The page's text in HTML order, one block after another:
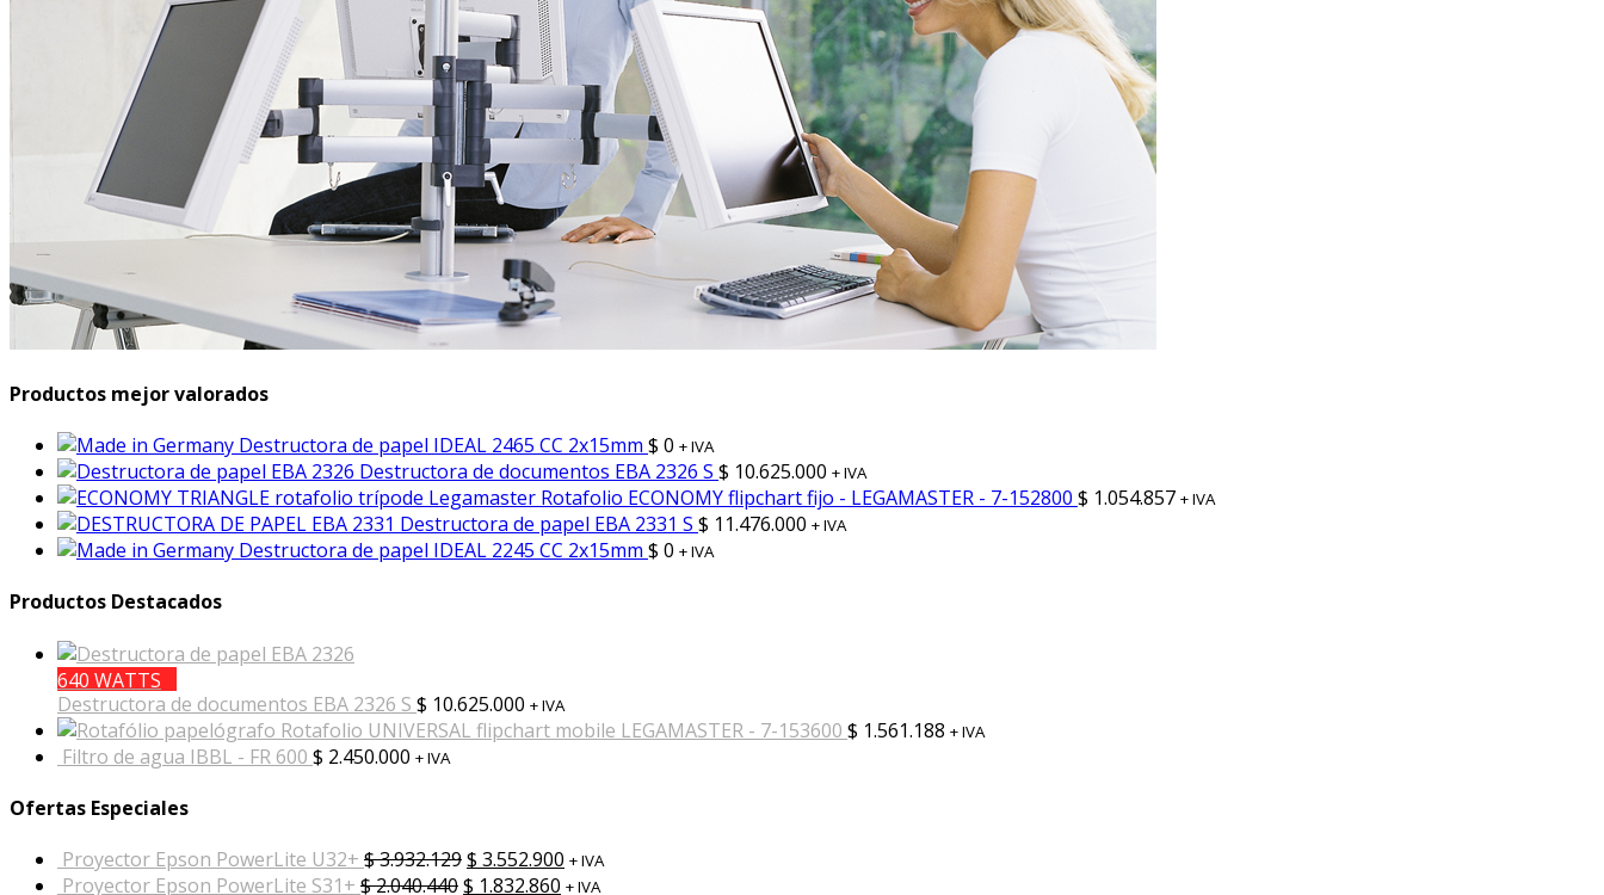
Productos mejor valorados
Destructora de papel IDEAL 2465 CC 2x15mm $ 0 + IVA
Destructora de documentos EBA 2326 S $ 10.625.000 + IVA
Rotafolio ECONOMY flipchart fijo - LEGAMASTER - 7-152800 $ 1.054.857 + IVA
Destructora de papel EBA 2331 S $ 11.476.000 + IVA
Destructora de papel IDEAL 2245 CC 2x15mm $ 0 + IVA
Productos Destacados
640 WATTS
Destructora de documentos EBA 2326 S $ 10.625.000 + IVA
Rotafolio UNIVERSAL flipchart mobile LEGAMASTER - 7-153600 $ 1.561.188 + IVA
Filtro de agua IBBL - FR 600 $ 2.450.000 + IVA
Ofertas Especiales
Proyector Epson PowerLite U32+ $3.932.129$ 3.552.900 + IVA
Proyector Epson PowerLite S31+ $2.040.440$ 1.832.860 + IVA